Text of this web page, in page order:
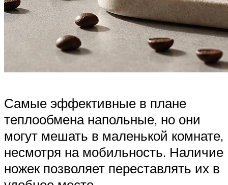
Самые эффективные в плане
теплообмена напольные, но они
могут мешать в маленькой комнате,
несмотря на мобильность. Наличие
ножек позволяет переставлять их в